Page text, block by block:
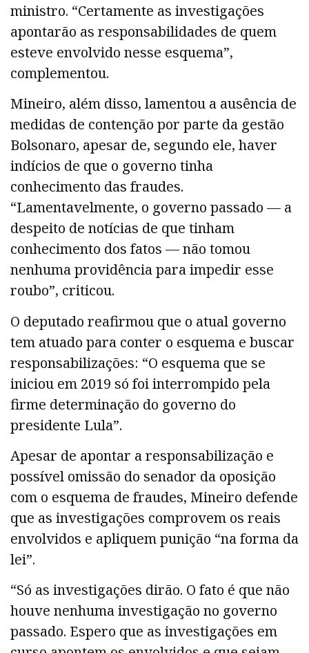
ministro. “Certamente as investigações
apontarão as responsabilidades de quem
esteve envolvido nesse esquema”,
complementou.
Mineiro, além disso, lamentou a ausência de
medidas de contenção por parte da gestão
Bolsonaro, apesar de, segundo ele, haver
indícios de que o governo tinha
conhecimento das fraudes.
“Lamentavelmente, o governo passado — a
despeito de notícias de que tinham
conhecimento dos fatos — não tomou
nenhuma providência para impedir esse
roubo”, criticou.
O deputado reafirmou que o atual governo
tem atuado para conter o esquema e buscar
responsabilizações: “O esquema que se
iniciou em 2019 só foi interrompido pela
firme determinação do governo do
presidente Lula”.
Apesar de apontar a responsabilização e
possível omissão do senador da oposição
com o esquema de fraudes, Mineiro defende
que as investigações comprovem os reais
envolvidos e apliquem punição “na forma da
lei”.
“Só as investigações dirão. O fato é que não
houve nenhuma investigação no governo
passado. Espero que as investigações em